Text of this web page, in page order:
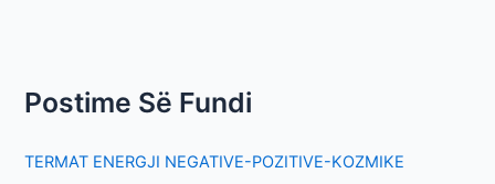
fPostime Së Fundi
TERMAT ENERGJI NEGATIVE-POZITIVE-KOZMIKE